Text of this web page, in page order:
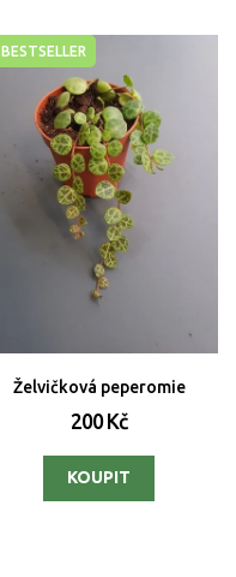
BESTSELLER
Želvičková peperomie
200 Kč